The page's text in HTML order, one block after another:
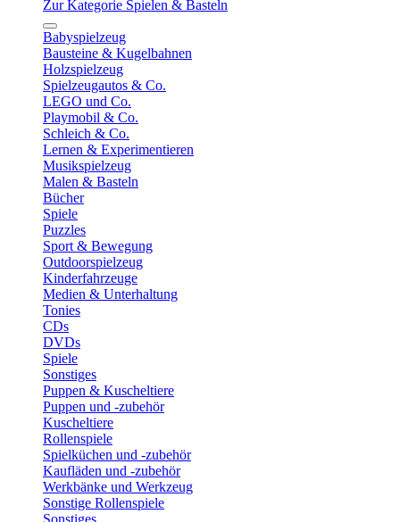
Zur Kategorie Spielen & Basteln
Babyspielzeug
Bausteine & Kugelbahnen
Holzspielzeug
Spielzeugautos & Co.
LEGO und Co.
Playmobil & Co.
Schleich & Co.
Lernen & Experimentieren
Musikspielzeug
Malen & Basteln
Bücher
Spiele
Puzzles
Sport & Bewegung
Outdoorspielzeug
Kinderfahrzeuge
Medien & Unterhaltung
Tonies
CDs
DVDs
Spiele
Sonstiges
Puppen & Kuscheltiere
Puppen und -zubehör
Kuscheltiere
Rollenspiele
Spielküchen und -zubehör
Kaufläden und -zubehör
Werkbänke und Werkzeug
Sonstige Rollenspiele
Sonstiges